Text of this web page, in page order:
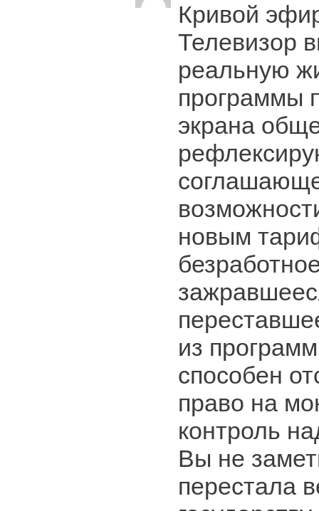
Кривой
Телевизор
реальную
программы
экрана
новым
из
способен
право на
контроль
Вы не
перестала